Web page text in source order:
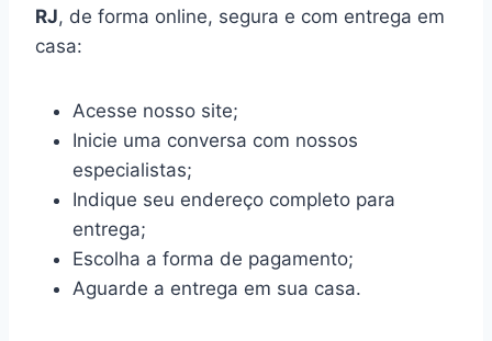
RJ, de forma online, segura e com entrega em
casa:
Acesse nosso site;
Inicie uma conversa com nossos
especialistas;
Indique seu endereço completo para
entrega;
Escolha a forma de pagamento;
Aguarde a entrega em sua casa.